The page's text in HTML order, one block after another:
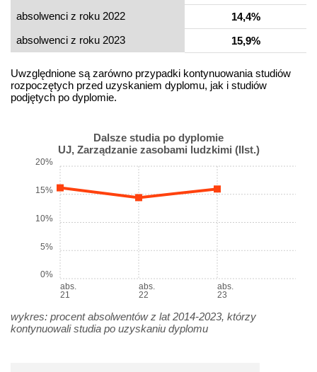
absolwenci z roku 2022
14,4%
absolwenci z roku 2023
15,9%
Uwzględnione są zarówno przypadki kontynuowania studiów
rozpoczętych przed uzyskaniem dyplomu, jak i studiów
podjętych po dyplomie.
Dalsze studia po dyplomie
UJ, Zarządzanie zasobami ludzkimi (IIst.)
abs.
21
abs.
22
abs.
23
0%
5%
10%
15%
20%
wykres: procent absolwentów z lat 2014-2023, którzy
kontynuowali studia po uzyskaniu dyplomu